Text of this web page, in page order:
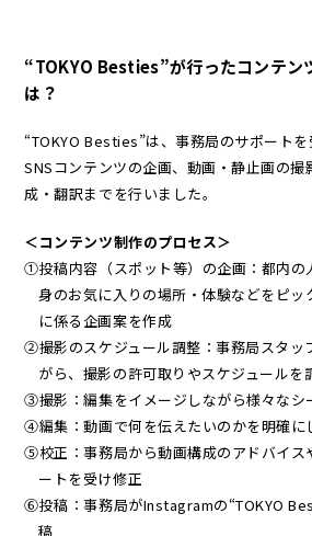
“TOKYO Besties”が行ったコンテン
は？
“TOKYO Besties”は、事務局のサポート
SNSコンテンツの企画、動画・静止画の撮
成・翻訳までを行いました。
＜コンテンツ制作のプロセス＞
①投稿内容（スポット等）の企画：都内の
身のお気に入りの場所・体験などをピッ
に係る企画案を作成
②撮影のスケジュール調整：事務局スタッ
がら、撮影の許可取りやスケジュールを
③撮影：編集をイメージしながら様々なシ
④編集：動画で何を伝えたいのかを明確に
⑤校正：事務局から動画構成のアドバイス
ートを受け修正
⑥投稿：事務局がInstagramの“TOKYO
稿